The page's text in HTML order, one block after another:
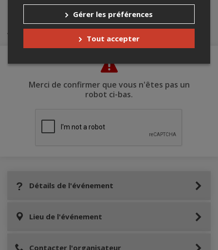
billetterie@quebeccinema.ca.
Achat de billets
Merci de confirmer que vous n'êtes pas un
robot ci-bas.
Détails de l'événement
Lieu de l'événement
Contacter l'organisateur
Gérer les préférences
Tout accepter